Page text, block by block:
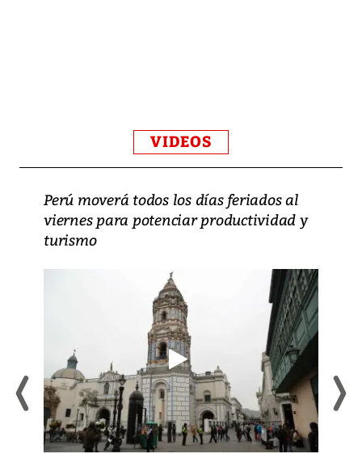
VIDEOS
Perú moverá todos los días feriados al
viernes para potenciar productividad y
turismo